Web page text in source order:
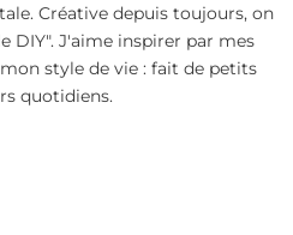
Créative depuis toujours, on
DIY". J'aime inspirer par mes
style de vie : fait de petits
quotidiens.